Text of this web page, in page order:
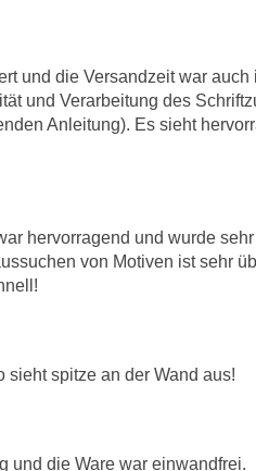
und die Versandzeit war auch
und Verarbeitung des
Anleitung). Es sieht
hervorragend und wurde
von Motiven ist sehr
sieht spitze an der Wand aus!
und die Ware war einwandfrei.